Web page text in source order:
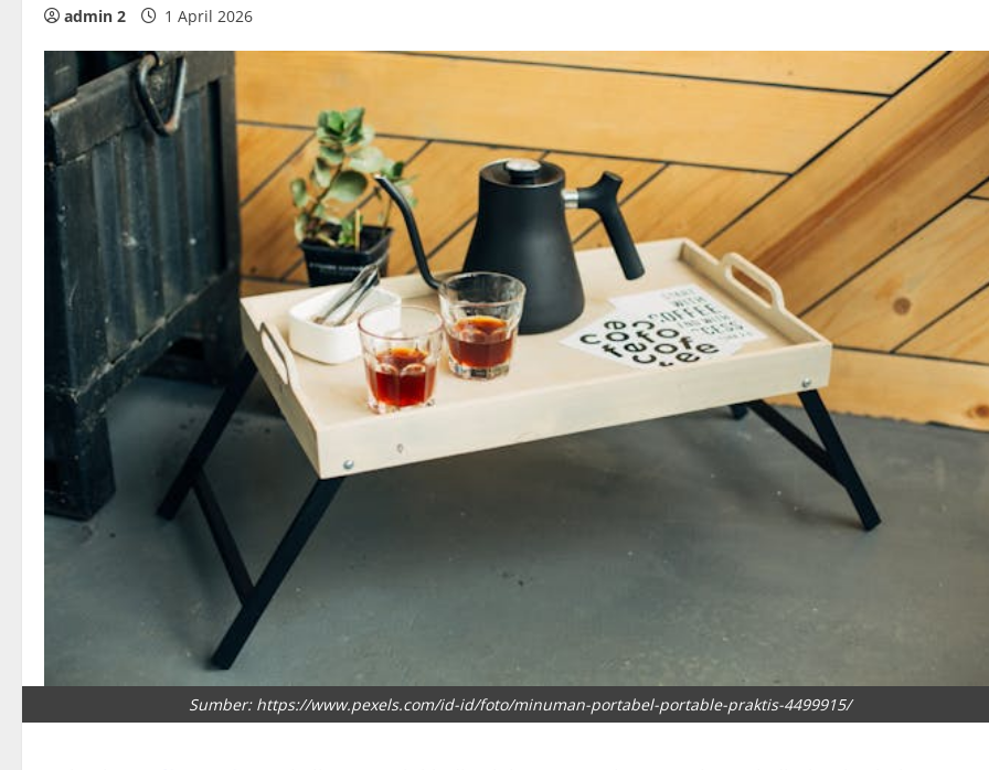
admin 2 1 April 2026
Sumber: https://www.pexels.com/id-id/foto/minuman-portabel-portable-praktis-4499915/